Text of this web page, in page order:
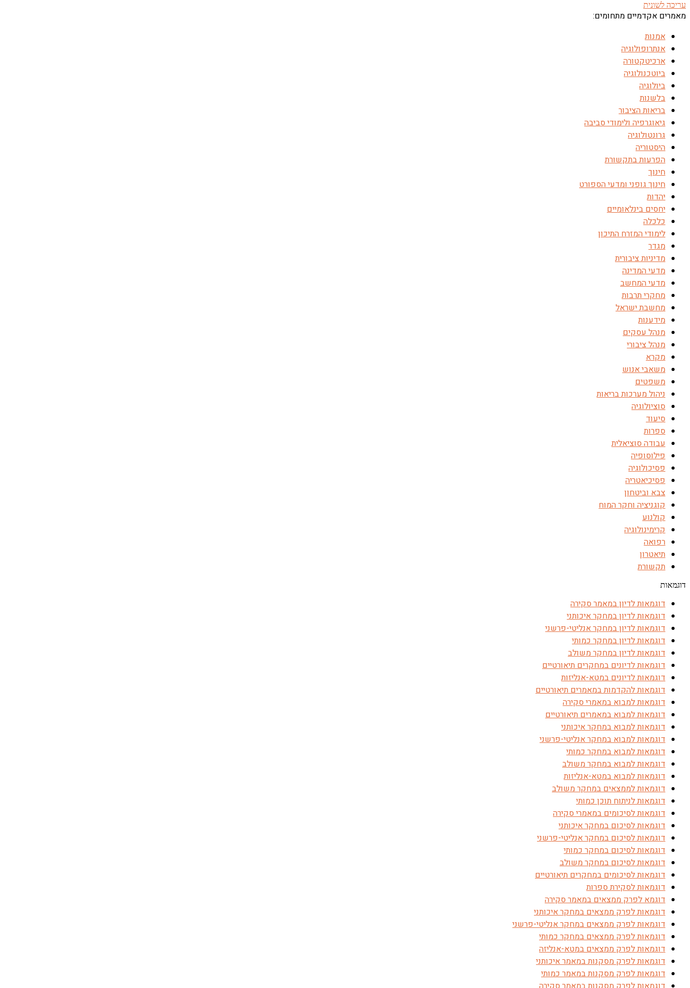
עריכה לשונית
מאמרים אקדמיים מתחומים:
אמנות
אנתרופולוגיה
ארכיטקטורה
ביוטכנולוגיה
ביולוגיה
בלשנות
בריאות הציבור
גיאוגרפיה ולימודי סביבה
גרונטולוגיה
היסטוריה
הפרעות בתקשורת
חינוך
חינוך גופני ומדעי הספורט
יהדות
יחסים בינלאומיים
כלכלה
לימודי המזרח התיכון
מגדר
מדיניות ציבורית
מדעי המדינה
מדעי המחשב
מחקרי תרבות
מחשבת ישראל
מידענות
מנהל עסקים
מנהל ציבורי
מקרא
משאבי אנוש
משפטים
ניהול מערכות בריאות
סוציולוגיה
סיעוד
ספרות
עבודה סוציאלית
פילוסופיה
פסיכולוגיה
פסיכיאטריה
צבא וביטחון
קוגניציה וחקר המוח
קולנוע
קרימינולוגיה
רפואה
תיאטרון
תקשורת
דוגמאות
דוגמאות לדיון במאמר סקירה
דוגמאות לדיון במחקר איכותני
דוגמאות לדיון במחקר אנליטי-פרשני
דוגמאות לדיון במחקר כמותי
דוגמאות לדיון במחקר משולב
דוגמאות לדיונים במחקרים תיאורטיים
דוגמאות לדיונים במטא-אנליזות
דוגמאות להקדמות במאמרים תיאורטיים
דוגמאות למבוא במאמרי סקירה
דוגמאות למבוא במאמרים תיאורטיים
דוגמאות למבוא במחקר איכותני
דוגמאות למבוא במחקר אנליטי-פרשני
דוגמאות למבוא במחקר כמותי
דוגמאות למבוא במחקר משולב
דוגמאות למבוא במטא-אנליזות
דוגמאות לממצאים במחקר משולב
דוגמאות לניתוח תוכן כמותי
דוגמאות לסיכומים במאמרי סקירה
דוגמאות לסיכום במחקר איכותני
דוגמאות לסיכום במחקר אנליטי-פרשני
דוגמאות לסיכום במחקר כמותי
דוגמאות לסיכום במחקר משולב
דוגמאות לסיכומים במחקרים תיאורטיים
דוגמאות לסקירת ספרות
דוגמא לפרק ממצאים במאמר סקירה
דוגמאות לפרק ממצאים במחקר איכותני
דוגמאות לפרק ממצאים במחקר אנליטי-פרשני
דוגמאות לפרק ממצאים במחקר כמותי
דוגמאות לפרק ממצאים במטא-אנליזה
דוגמאות לפרק מסקנות במאמר איכותני
דוגמאות לפרק מסקנות במאמר כמותי